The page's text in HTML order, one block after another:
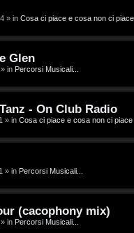
» in Cosa ci piace e cosa non ci piace
Glen
in Percorsi Musicali...
- On Club Radio
» in Cosa ci piace e cosa non ci piace
» in Percorsi Musicali...
(cacophony mix)
in Percorsi Musicali...